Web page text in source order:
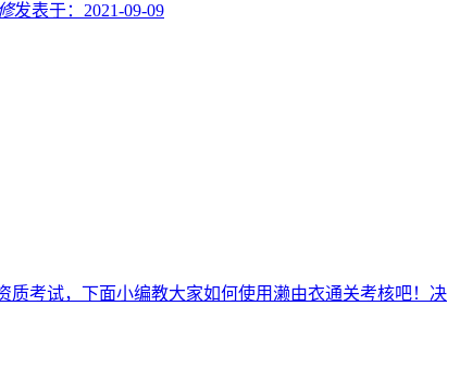
发表于： 2021-09-09
考试，下面小编教大家如何使用濑由衣通关考核吧！决